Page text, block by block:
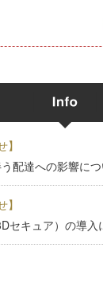
】
配達への影響に
】
セキュア）の導入